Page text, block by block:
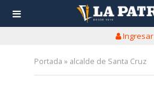
Ingresar
Portada » alcalde de Santa Cruz